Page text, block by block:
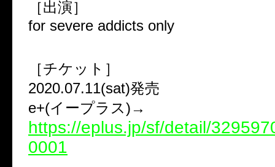
［出演］
for severe addicts only
［チケット］
2020.07.11(sat)発売
e+(イープラス)→
https://eplus.jp/sf/detail/
0001